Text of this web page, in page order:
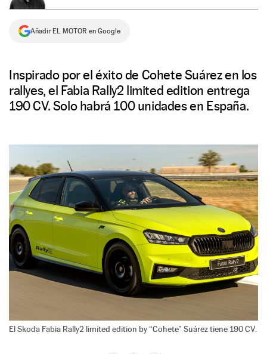
Añadir EL MOTOR en Google
Inspirado por el éxito de Cohete Suárez en los
rallyes, el Fabia Rally2 limited edition entrega
190 CV. Solo habrá 100 unidades en España.
El Skoda Fabia Rally2 limited edition by “Cohete” Suárez tiene 190 CV.